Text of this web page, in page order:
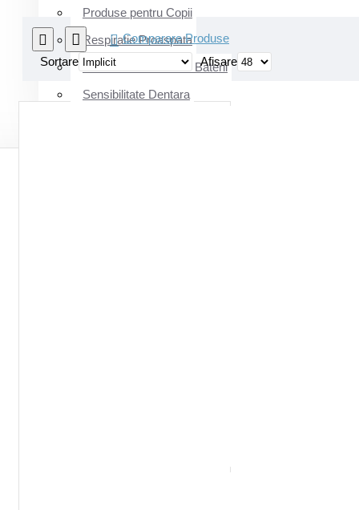
Produse pentru Copii
Respiratie Proaspata
Rezerve / Accesorii / Baterii
Sensibilitate Dentara
Comparare Produse
Sortare
Afisare